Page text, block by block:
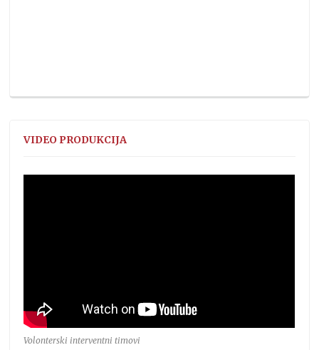
VIDEO PRODUKCIJA
Volonterski interventni timovi